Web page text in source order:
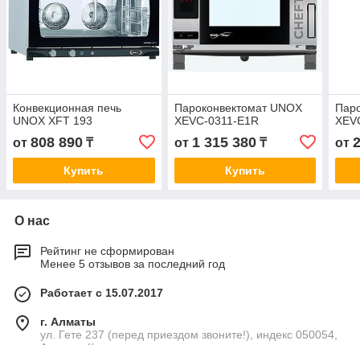
Конвекционная печь
UNOX XFT 193
от 808 890 ₸
Купить
Пароконвектомат UNOX
XEVC-0311-E1R
от 1 315 380₸
Купить
от
О нас
Рейтинг не сформирован
Менее 5 отзывов за последний год
Работает с 15.07.2017
г. Алматы
ул. Гете 237 (перед приездом звоните!), индекс 050054,